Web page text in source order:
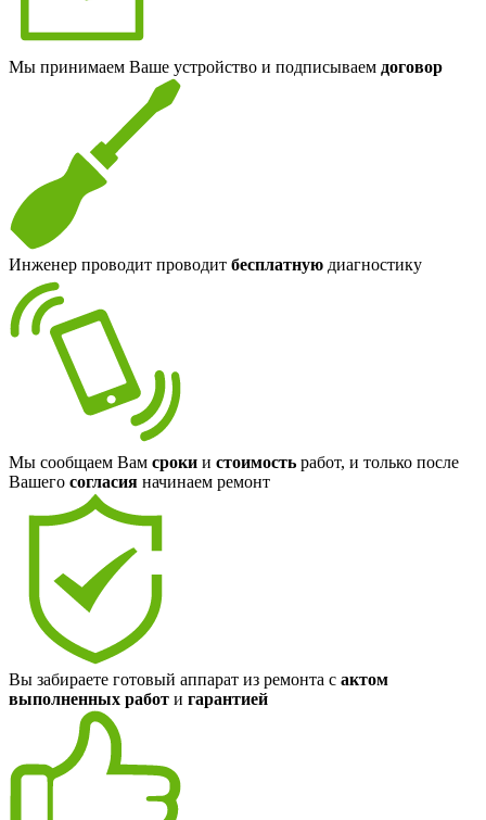
Мы принимаем Ваше устройство и подписываем договор
Инженер проводит проводит бесплатную диагностику
Мы сообщаем Вам сроки и стоимость работ, и только после
Вашего согласия начинаем ремонт
Вы забираете готовый аппарат из ремонта с актом
выполненных работ и гарантией